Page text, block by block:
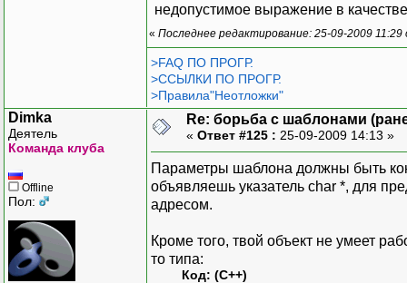
const char*
{
}
};
//объявление
X<int,0,"параметр1">
X<BYTE,0,"параметр3">
void F()
{
недопустимое выражение в
« Последнее редактирование: 25-09-2009 11:29
>FAQ ПО ПРОГР.
>ССЫЛКИ ПО ПРОГР.
>Правила"Неотложки"
Dimka
Деятель
Команда клуба
Offline
Пол:
Re: борьба с шаблонами
« Ответ #125 : 25-09-2009 14:13 »
Параметры шаблона должны быть
объявляешь указатель char *, для
адресом.
Кроме того, твой объект не умеет
то типа:
Код: (C++)